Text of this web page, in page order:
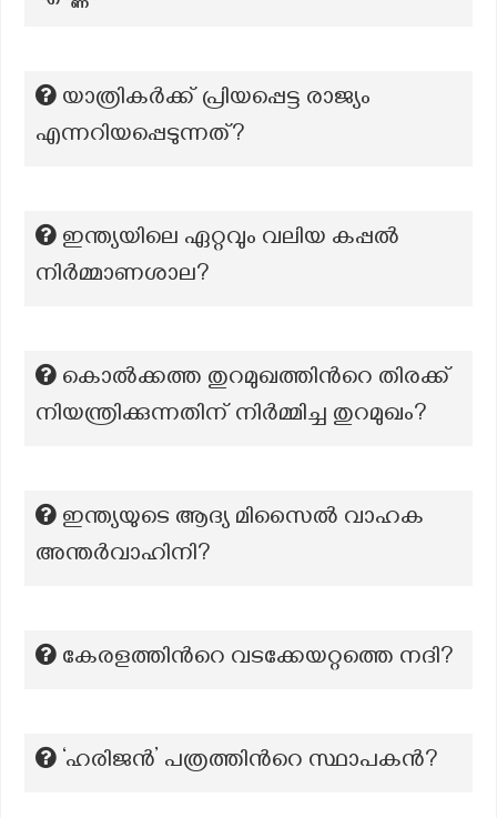
യാത്രികർക്ക് പ്രിയപ്പെട്ട രാജ്യം
എന്നറിയപ്പെടുന്നത്?
ഇന്ത്യയിലെ ഏറ്റവും വലിയ കപ്പൽ
നിർമ്മാണശാല?
കൊൽക്കത്ത തുറമുഖത്തിന്‍റെ തിരക്ക്
നിയന്ത്രിക്കുന്നതിന് നിർമ്മിച്ച തുറമുഖം?
ഇന്ത്യയുടെ ആദ്യ മിസൈൽ വാഹക
അന്തർവാഹിനി?
കേരളത്തിൻറെ വടക്കേയറ്റത്തെ നദി?
‘ഹരിജൻ’ പത്രത്തിന്‍റെ സ്ഥാപകന്‍?